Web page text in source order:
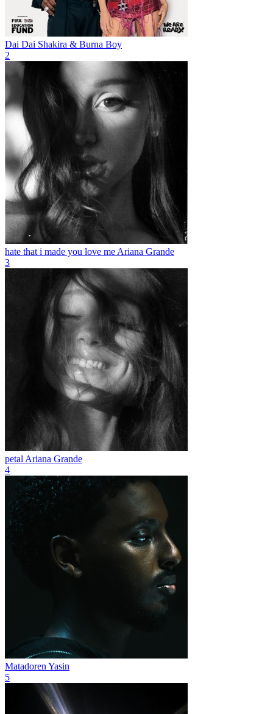
Dai Dai Shakira & Burna Boy
2
hate that i made you love me Ariana Grande
3
petal Ariana Grande
4
Matadoren Yasin
5